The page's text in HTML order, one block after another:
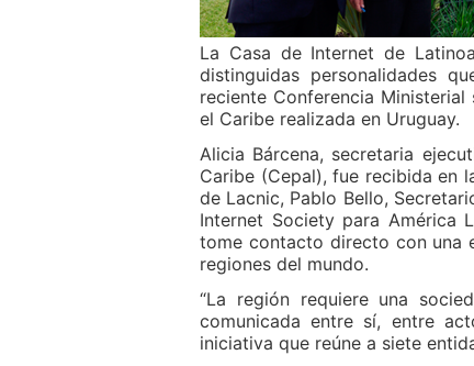
La Casa de Internet de
distinguidas personalidades
reciente Conferencia
el Caribe realizada en Uruguay.
Alicia Bárcena, secretaria
Caribe (Cepal), fue recibida en
de Lacnic, Pablo Bello,
Internet Society para América
tome contacto directo con una
regiones del mundo.
“La región requiere una
comunicada entre sí, entre
iniciativa que reúne a siete